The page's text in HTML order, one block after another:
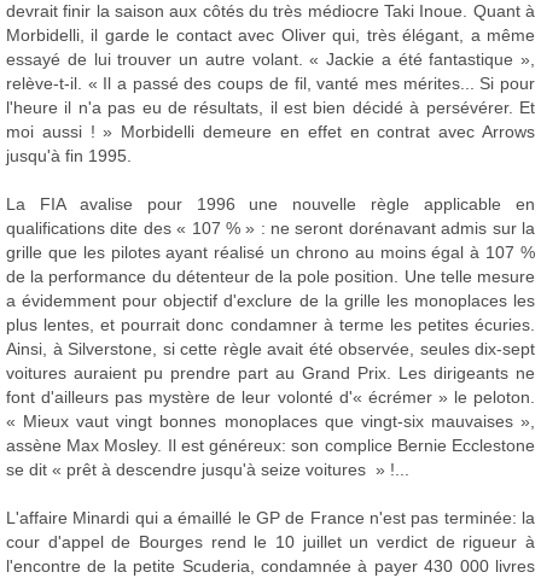
devrait finir la saison aux côtés du très médiocre Taki Inoue. Quant à
Morbidelli, il garde le contact avec Oliver qui, très élégant, a même
essayé de lui trouver un autre volant. « Jackie a été fantastique »,
relève-t-il. « Il a passé des coups de fil, vanté mes mérites... Si pour
l'heure il n'a pas eu de résultats, il est bien décidé à persévérer. Et
moi aussi ! » Morbidelli demeure en effet en contrat avec Arrows
jusqu'à fin 1995.
La FIA avalise pour 1996 une nouvelle règle applicable en
qualifications dite des « 107 % » : ne seront dorénavant admis sur la
grille que les pilotes ayant réalisé un chrono au moins égal à 107 %
de la performance du détenteur de la pole position. Une telle mesure
a évidemment pour objectif d'exclure de la grille les monoplaces les
plus lentes, et pourrait donc condamner à terme les petites écuries.
Ainsi, à Silverstone, si cette règle avait été observée, seules dix-sept
voitures auraient pu prendre part au Grand Prix. Les dirigeants ne
font d'ailleurs pas mystère de leur volonté d'« écrémer » le peloton.
« Mieux vaut vingt bonnes monoplaces que vingt-six mauvaises »,
assène Max Mosley. Il est généreux: son complice Bernie Ecclestone
se dit « prêt à descendre jusqu'à seize voitures » !...
L'affaire Minardi qui a émaillé le GP de France n'est pas terminée: la
cour d'appel de Bourges rend le 10 juillet un verdict de rigueur à
l'encontre de la petite Scuderia, condamnée à payer 430 000 livres